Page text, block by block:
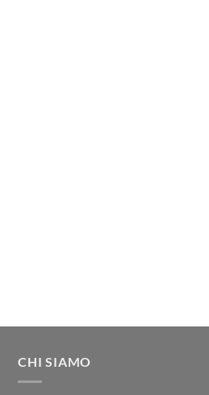
CHI SIAMO